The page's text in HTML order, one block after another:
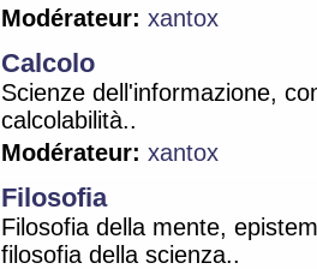
Modérateur: xantox
Calcolo
Scienze dell'informazione,
calcolabilità..
Modérateur: xantox
Filosofia
Filosofia della mente,
filosofia della scienza..